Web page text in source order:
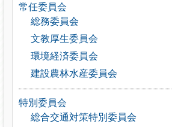
常任委員会
総務委員会
文教厚生委員会
環境経済委員会
建設農林水産委員会
特別委員会
総合交通対策特別委員会